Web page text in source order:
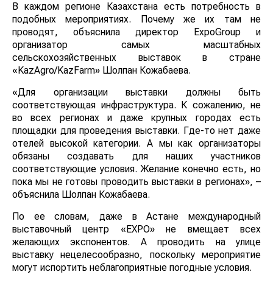
В каждом регионе Казахстана есть потребность в
подобных мероприятиях. Почему же их там не
проводят, объяснила директор ExpoGroup и
организатор самых масштабных
сельскохозяйственных выставок в стране
«KazAgro/KazFarm» Шолпан Кожабаева.
«Для организации выставки должны быть
соответствующая инфраструктура. К сожалению, не
во всех регионах и даже крупных городах есть
площадки для проведения выставки. Где-то нет даже
отелей высокой категории. А мы как организаторы
обязаны создавать для наших участников
соответствующие условия. Желание конечно есть, но
пока мы не готовы проводить выставки в регионах», –
объяснила Шолпан Кожабаева.
По ее словам, даже в Астане международный
выставочный центр «EXPO» не вмещает всех
желающих экспонентов. А проводить на улице
выставку нецелесообразно, поскольку мероприятие
могут испортить неблагоприятные погодные условия.